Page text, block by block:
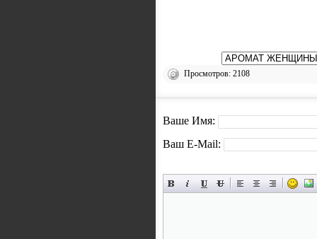
Просмотров: 2108
Ваше Имя:
Ваш E-Mail: